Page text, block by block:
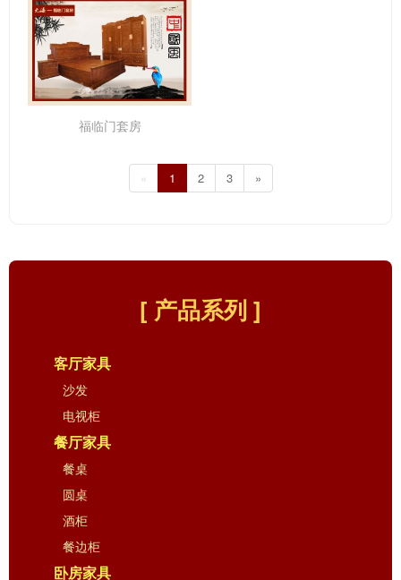
福临门套房
« 1 2 3 »
[ 产品系列 ]
客厅家具
沙发
电视柜
餐厅家具
餐桌
圆桌
酒柜
餐边柜
卧房家具